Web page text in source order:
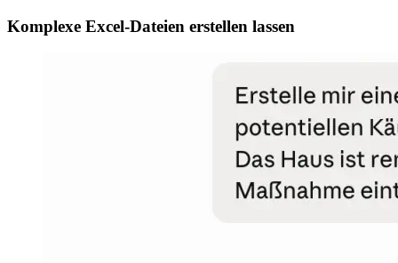
Komplexe Excel-Dateien erstellen lassen